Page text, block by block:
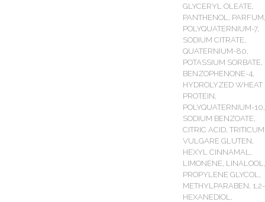
GLYCERYL OLEATE,
PANTHENOL, PARFUM,
POLYQUATERNIUM-7,
SODIUM CITRATE,
QUATERNIUM-80,
POTASSIUM SORBATE,
BENZOPHENONE-4,
HYDROLYZED WHEAT
PROTEIN,
POLYQUATERNIUM-10,
SODIUM BENZOATE,
CITRIC ACID, TRITICUM
VULGARE GLUTEN,
HEXYL CINNAMAL,
LIMONENE, LINALOOL,
PROPYLENE GLYCOL,
METHYLPARABEN, 1,2-
HEXANEDIOL,